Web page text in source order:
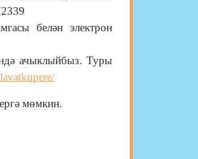
белән электрон
ачыклыйбыз. Туры
мөмкин.